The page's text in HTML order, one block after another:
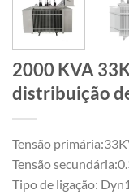
2000 KVA
distribuição
Tensão
Tensão
Tipo de ligação: